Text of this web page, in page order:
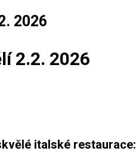
2026
2.2. 2026
italské restaurace: